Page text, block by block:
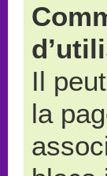
Il
la